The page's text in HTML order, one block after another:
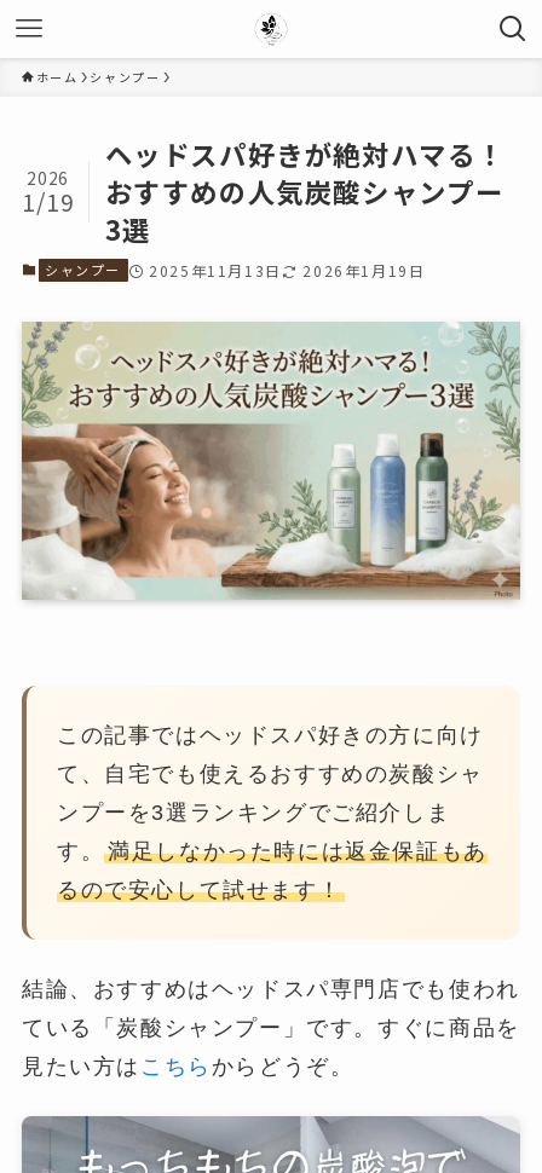
ホーム シャンプー
ヘッドスパ好きが絶対ハマる！
おすすめの人気炭酸シャンプー
3選
2026
1/19
シャンプー 2025年11月13日 2026年1月19日
この記事ではヘッドスパ好きの方に向け
て、自宅でも使えるおすすめの炭酸シャ
ンプーを3選ランキングでご紹介しま
す。満足しなかった時には返金保証もあ
るので安心して試せます！
結論、おすすめはヘッドスパ専門店でも使われ
ている「炭酸シャンプー」です。すぐに商品を
見たい方は こちら からどうぞ。